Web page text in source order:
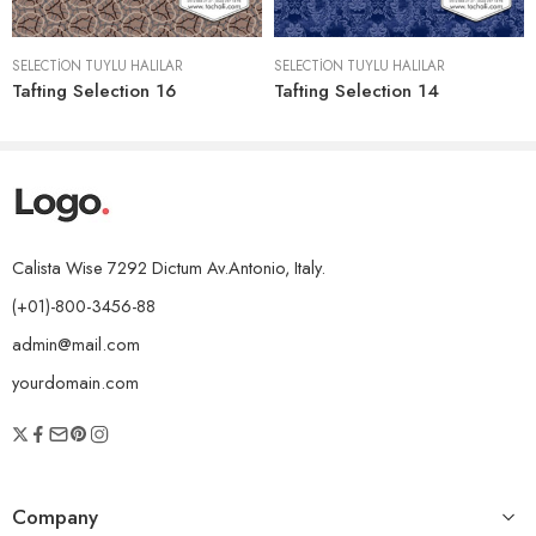
SELECTION TÜYLÜ HALILAR
Tafting Selection 16
SELECTION TÜYLÜ HALILAR
Tafting Selection 14
Calista Wise 7292 Dictum Av.Antonio, Italy.
(+01)-800-3456-88
admin@mail.com
yourdomain.com
Company